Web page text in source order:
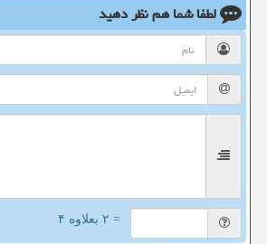
لطفا شما همنظر دهید
= ۲ بعلاوه ۴